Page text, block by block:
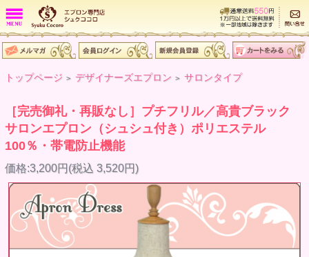
トップページ > デザイナーズエプロン > サロンタイプ
［完売御礼・再販なし］プチフリル／高貴ブラック
サロンエプロン（シュシュ付き）ポリエステル
100％・帯電防止機能
価格:3,200円(税込 3,520円)